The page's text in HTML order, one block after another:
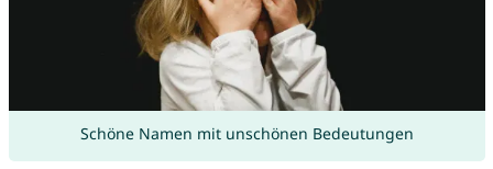
Schöne Namen mit unschönen Bedeutungen